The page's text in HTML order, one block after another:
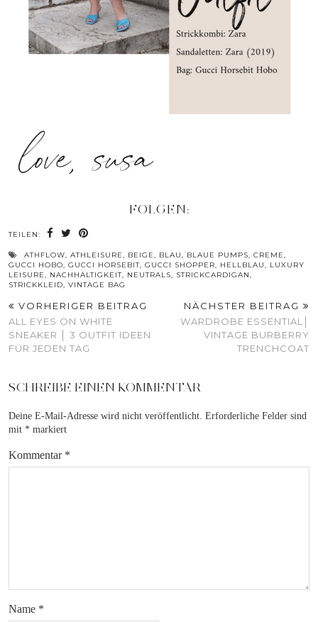
FOLGEN:
TEILEN:
ATHFLOW, ATHLEISURE, BEIGE, BLAU, BLAUE PUMPS, CREME,
GUCCI HOBO, GUCCI HORSEBIT, GUCCI SHOPPER, HELLBLAU, LUXURY
LEISURE, NACHHALTIGKEIT, NEUTRALS, STRICKCARDIGAN,
STRICKKLEID, VINTAGE BAG
VORHERIGER BEITRAG
ALL EYES ON WHITE
SNEAKER │ 3 OUTFIT IDEEN
FÜR JEDEN TAG
NÄCHSTER BEITRAG
WARDROBE ESSENTIAL│
VINTAGE BURBERRY
TRENCHCOAT
SCHREIBE EINEN KOMMENTAR
Deine E-Mail-Adresse wird nicht veröffentlicht. Erforderliche Felder sind
mit * markiert
Kommentar *
Name *